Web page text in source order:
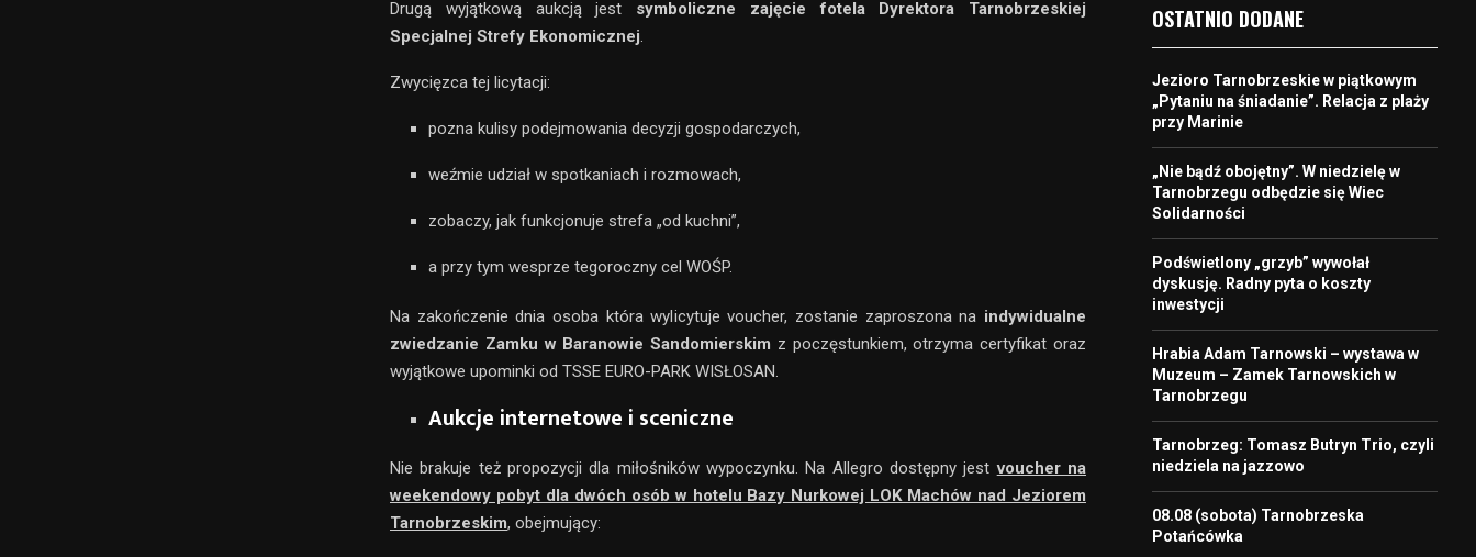
Drugą wyjątkową aukcją jest symboliczne zajęcie fotela Dyrektora Tarnobrzeskiej
Specjalnej Strefy Ekonomicznej.
Zwycięzca tej licytacji:
pozna kulisy podejmowania decyzji gospodarczych,
weźmie udział w spotkaniach i rozmowach,
zobaczy, jak funkcjonuje strefa „od kuchni”,
a przy tym wesprze tegoroczny cel WOŚP.
Na zakończenie dnia osoba która wylicytuje voucher, zostanie zaproszona na indywidualne
zwiedzanie Zamku w Baranowie Sandomierskim z poczęstunkiem, otrzyma certyfikat oraz
wyjątkowe upominki od TSSE EURO-PARK WISŁOSAN.
Aukcje internetowe i sceniczne
Nie brakuje też propozycji dla miłośników wypoczynku. Na Allegro dostępny jestvoucher na
weekendowy pobyt dla dwóch osób w hotelu Bazy Nurkowej LOK Machów nad Jeziorem
Tarnobrzeskim, obejmujący:
OSTATNIO DODANE
Jezioro Tarnobrzeskie w piątkowym
„Pytaniu na śniadanie”. Relacja z plaży
przy Marinie
„Nie bądź obojętny”. W niedzielę w
Tarnobrzegu odbędzie się Wiec
Solidarności
Podświetlony „grzyb” wywołał
dyskusję. Radny pyta o koszty
inwestycji
Hrabia Adam Tarnowski – wystawa w
Muzeum – Zamek Tarnowskich w
Tarnobrzegu
Tarnobrzeg: Tomasz Butryn Trio, czyli
niedziela na jazzowo
08.08 (sobota) Tarnobrzeska
Potańcówka